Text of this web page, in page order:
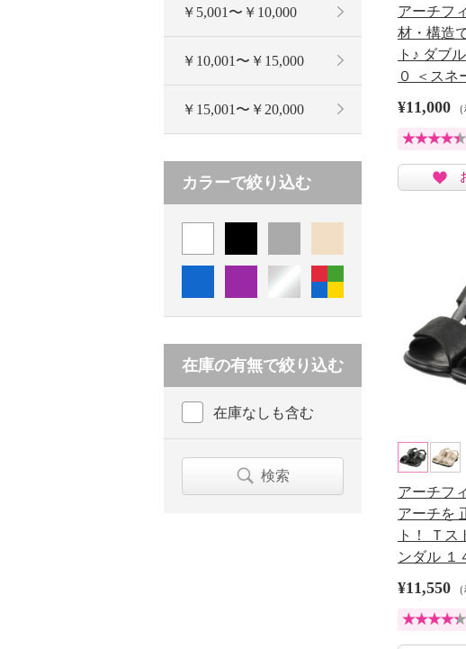
アーチフ
材・構造
ト♪ ダブ
０ ＜ス
¥11,000
アーチフ
アーチを
ト！ Ｔ
ンダル １
¥11,550
￥5,001〜￥10,000
￥10,001〜￥15,000
￥15,001〜￥20,000
カラーで絞り込む
在庫の有無で絞り込む
在庫なしも含む
検索